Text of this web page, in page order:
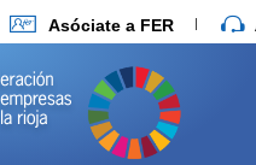
Asóciate a FER